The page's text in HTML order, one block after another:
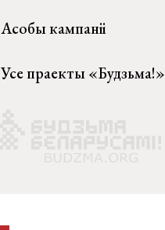
Асобы кампаніі
Усе праекты «Будзьма!»